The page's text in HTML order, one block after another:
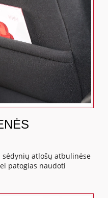
atlošų atbulinėse
patogias naudoti